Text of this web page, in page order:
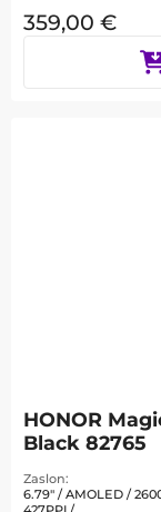
359,00 €
HONOR
Black 82765
Zaslon
6.79" / AMOLED /